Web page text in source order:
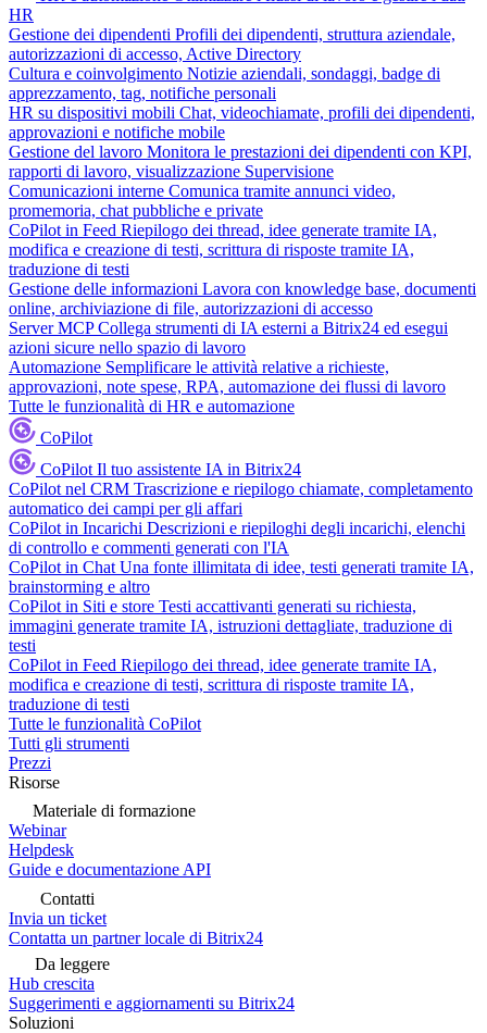
HR
Gestione dei dipendenti Profili dei dipendenti, struttura aziendale,
autorizzazioni di accesso, Active Directory
Cultura e coinvolgimento Notizie aziendali, sondaggi, badge di
apprezzamento, tag, notifiche personali
HR su dispositivi mobili Chat, videochiamate, profili dei dipendenti,
approvazioni e notifiche mobile
Gestione del lavoro Monitora le prestazioni dei dipendenti con KPI,
rapporti di lavoro, visualizzazione Supervisione
Comunicazioni interne Comunica tramite annunci video,
promemoria, chat pubbliche e private
CoPilot in Feed Riepilogo dei thread, idee generate tramite IA,
modifica e creazione di testi, scrittura di risposte tramite IA,
traduzione di testi
Gestione delle informazioni Lavora con knowledge base, documenti
online, archiviazione di file, autorizzazioni di accesso
Server MCP Collega strumenti di IA esterni a Bitrix24 ed esegui
azioni sicure nello spazio di lavoro
Automazione Semplificare le attività relative a richieste,
approvazioni, note spese, RPA, automazione dei flussi di lavoro
Tutte le funzionalità di HR e automazione
CoPilot
CoPilot Il tuo assistente IA in Bitrix24
CoPilot nel CRM Trascrizione e riepilogo chiamate, completamento
automatico dei campi per gli affari
CoPilot in Incarichi Descrizioni e riepiloghi degli incarichi, elenchi
di controllo e commenti generati con l'IA
CoPilot in Chat Una fonte illimitata di idee, testi generati tramite IA,
brainstorming e altro
CoPilot in Siti e store Testi accattivanti generati su richiesta,
immagini generate tramite IA, istruzioni dettagliate, traduzione di
testi
CoPilot in Feed Riepilogo dei thread, idee generate tramite IA,
modifica e creazione di testi, scrittura di risposte tramite IA,
traduzione di testi
Tutte le funzionalità CoPilot
Tutti gli strumenti
Prezzi
Risorse
Materiale di formazione
Webinar
Helpdesk
Guide e documentazione API
Contatti
Invia un ticket
Contatta un partner locale di Bitrix24
Da leggere
Hub crescita
Suggerimenti e aggiornamenti su Bitrix24
Soluzioni